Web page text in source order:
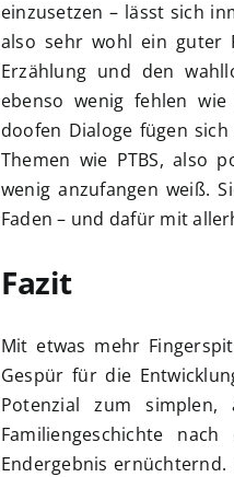
einzusetzen – lässt sich
also sehr wohl ein guter
Erzählung und den
ebenso wenig fehlen
doofen Dialoge fügen
Themen wie PTBS, also
wenig anzufangen weiß.
Faden – und dafür mit
Fazit
Mit etwas mehr
Gespür für die
Potenzial zum
Familiengeschichte
Endergebnis